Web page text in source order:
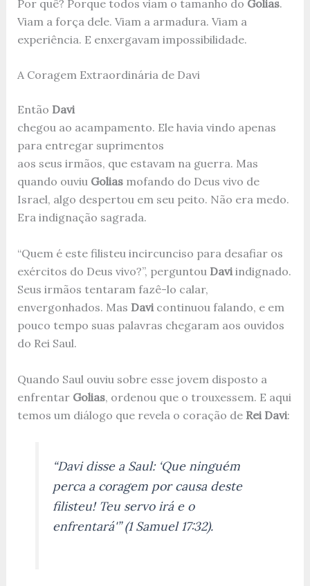
Por quê? Porque todos viam o tamanho do Golias.
Viam a força dele. Viam a armadura. Viam a
experiência. E enxergavam impossibilidade.
A Coragem Extraordinária de Davi
Então Davi
chegou ao acampamento. Ele havia vindo apenas
para entregar suprimentos
aos seus irmãos, que estavam na guerra. Mas
quando ouviu Goliasmofando do Deus vivo de
Israel, algo despertou em seu peito. Não era medo.
Era indignação sagrada.
“Quem é este filisteu incircunciso para desafiar os
exércitos do Deus vivo?”, perguntou Daviindignado.
Seus irmãos tentaram fazê-lo calar,
envergonhados. Mas Davicontinuou falando, e em
pouco tempo suas palavras chegaram aos ouvidos
do Rei Saul.
Quando Saul ouviu sobre esse jovem disposto a
enfrentar Golias, ordenou que o trouxessem. E aqui
temos um diálogo que revela o coração de Rei Davi:
“Davi disse a Saul: ‘Que ninguém
perca a coragem por causa deste
filisteu! Teu servo irá e o
enfrentará'” (1 Samuel 17:32).